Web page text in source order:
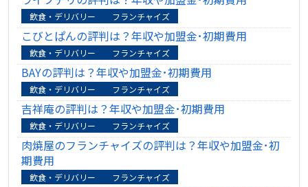
飲食・デリバリー フランチャイズ
こびとぱんの評判は？年収や加盟金･初期費用
飲食・デリバリー フランチャイズ
BAYの評判は？年収や加盟金･初期費用
飲食・デリバリー フランチャイズ
吉祥庵の評判は？年収や加盟金･初期費用
飲食・デリバリー フランチャイズ
肉焼屋のフランチャイズの評判は？年収や加盟金･初
期費用
飲食・デリバリー フランチャイズ